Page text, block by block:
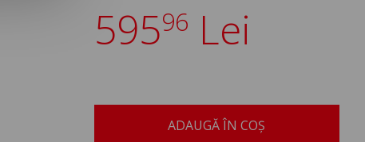
59596 Lei
ADAUGĂ ÎN COȘ